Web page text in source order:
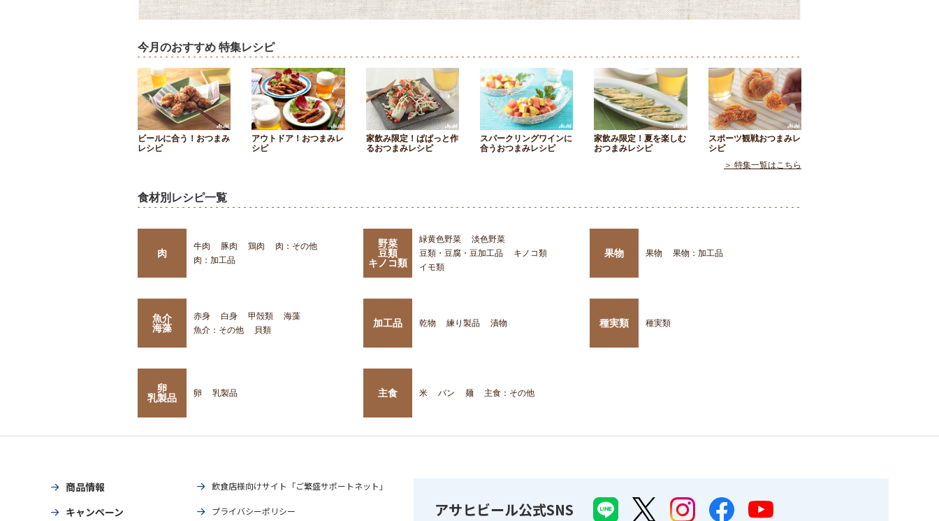
今月のおすすめ 特集レシピ
ビールに合う！おつまみ
レシピ
アウトドア！おつまみレ
シピ
家飲み限定！ぱぱっと作
るおつまみレシピ
スパークリングワインに
合うおつまみレシピ
家飲み限定！夏を楽しむ
おつまみレシピ
スポーツ観戦おつまみレ
シピ
＞ 特集一覧はこちら
食材別レシピ一覧
肉
牛肉 豚肉 鶏肉
肉：その他
肉：加工品
野菜
豆類
キノコ類
緑黄色野菜
淡色野菜
豆類・豆腐・豆加工品
キノコ類
イモ類
果物 果物 果物：加工品
魚介
海藻
赤身 白身 甲殻類
海藻
魚介：その他
貝類
加工品 乾物 練り製品 漬物 種実類 種実類
卵
乳製品
卵 乳製品 主食 米 パン 麺 主食：その他
商品情報
キャンペーン
飲食店様向けサイト「ご繁盛サポートネット」
プライバシーポリシー アサヒビール公式SNS